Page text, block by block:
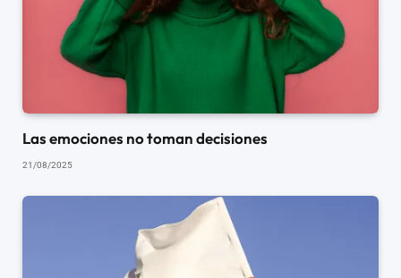
Las emociones no toman decisiones
21/08/2025